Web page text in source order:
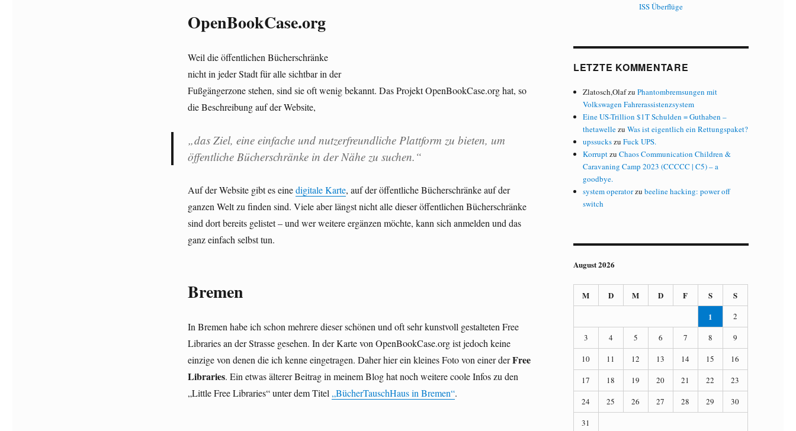
OpenBookCase.org
Weil die öffentlichen Bücherschränke
nicht in jeder Stadt für alle sichtbar in der
Fußgängerzone stehen, sind sie oft wenig bekannt. Das Projekt OpenBookCase.org hat, so
die Beschreibung auf der Website,
„das Ziel, eine einfache und nutzerfreundliche Plattform zu bieten, um
öffentliche Bücherschränke in der Nähe zu suchen.“
Auf der Website gibt es einedigitale Karte, auf der öffentliche Bücherschränke auf der
ganzen Welt zu finden sind. Viele aber längst nicht alle dieser öffentlichen Bücherschränke
sind dort bereits gelistet – und wer weitere ergänzen möchte, kann sich anmelden und das
ganz einfach selbst tun.
Bremen
In Bremen habe ich schon mehrere dieser schönen und oft sehr kunstvoll gestalteten Free
Libraries an der Strasse gesehen. In der Karte von OpenBookCase.org ist jedoch keine
einzige von denen die ich kenne eingetragen. Daher hier ein kleines Foto von einer derFree
Libraries. Ein etwas älterer Beitrag in meinem Blog hat noch weitere coole Infos zu den
„Little Free Libraries“ unter dem Titel„BücherTauschHaus in Bremen“.
ISS Überflüge
LETZTE KOMMENTARE
Zlatosch,OlafzuPhantombremsungen mit
Volkswagen Fahrerassistenzsystem
Eine US-Trillion $1T Schulden = Guthaben –
thetawellezuWas ist eigentlich ein Rettungspaket?
upssuckszuFuck UPS.
KorruptzuChaos Communication Children &
Caravaning Camp 2023 (CCCCC | C5) – a
goodbye.
system operatorzubeeline hacking: power off
switch
August 2026
M D M D F S
S
1
2
3
4 5 6 7 8
9
10
11 12 13 14 15
16
17
18 19 20 21 22
23
24
25 26 27 28 29
30
31